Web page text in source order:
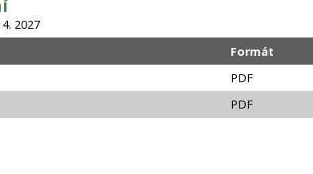
2027
Formát
PDF
PDF